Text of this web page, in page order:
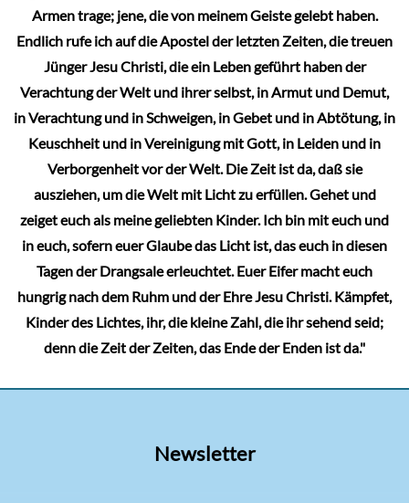
Armen trage; jene, die von meinem Geiste gelebt haben.
Endlich rufe ich auf die Apostel der letzten Zeiten, die treuen
Jünger Jesu Christi, die ein Leben geführt haben der
Verachtung der Welt und ihrer selbst, in Armut und Demut,
in Verachtung und in Schweigen, in Gebet und in Abtötung, in
Keuschheit und in Vereinigung mit Gott, in Leiden und in
Verborgenheit vor der Welt. Die Zeit ist da, daß sie
ausziehen, um die Welt mit Licht zu erfüllen. Gehet und
zeiget euch als meine geliebten Kinder. Ich bin mit euch und
in euch, sofern euer Glaube das Licht ist, das euch in diesen
Tagen der Drangsale erleuchtet. Euer Eifer macht euch
hungrig nach dem Ruhm und der Ehre Jesu Christi. Kämpfet,
Kinder des Lichtes, ihr, die kleine Zahl, die ihr sehend seid;
denn die Zeit der Zeiten, das Ende der Enden ist da."
Newsletter